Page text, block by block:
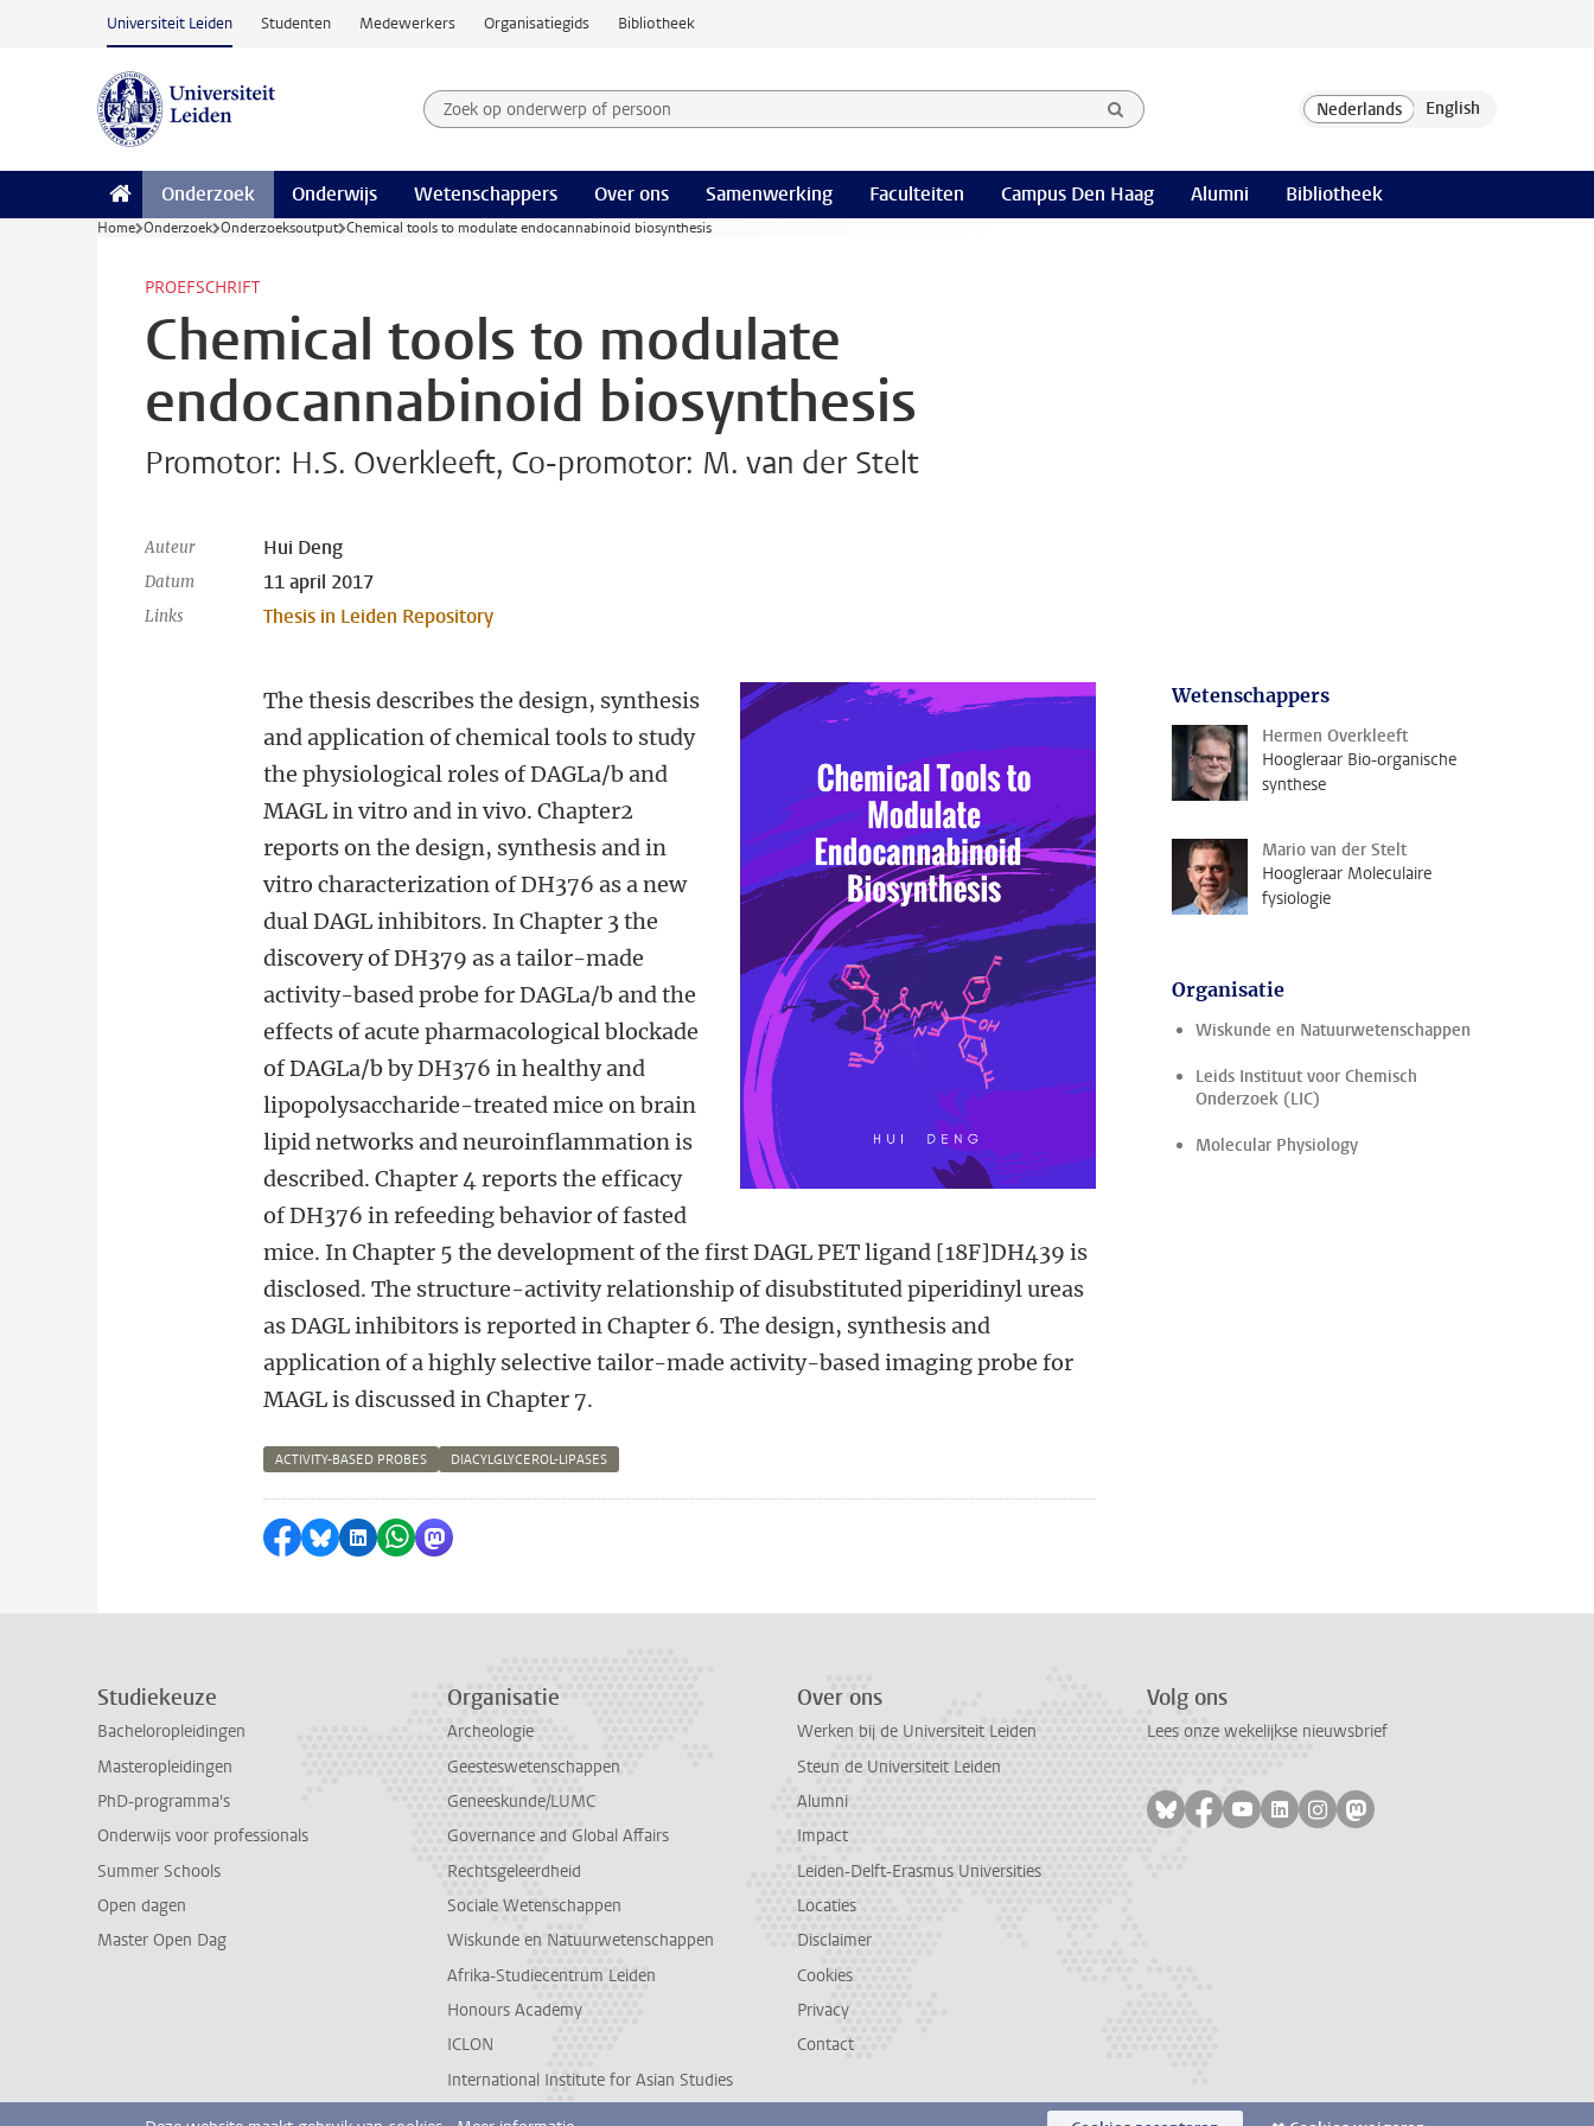
Ga naar hoofdinhoud
Universiteit Leiden Studenten Medewerkers Organisatiegids Bibliotheek
Zoek op onderwerp of persoon en selecteer categorie
Zoekterm
Onderzoek Onderwijs Wetenschappers Over ons Samenwerking Faculteiten Campus Den Haag Alumni Bibliotheek
Home Onderzoek Onderzoeksoutput Chemical tools to modulate endocannabinoid biosynthesis
PROEFSCHRIFT
Chemical tools to modulate
endocannabinoid biosynthesis
Promotor: H.S. Overkleeft, Co-promotor: M. van der Stelt
Auteur Hui Deng
Datum 11 april 2017
Links Thesis in Leiden Repository
The thesis describes the design, synthesis
and application of chemical tools to study
the physiological roles of DAGLa/b and
MAGL in vitro and in vivo. Chapter2
reports on the design, synthesis and in
vitro characterization of DH376 as a new
dual DAGL inhibitors. In Chapter 3 the
discovery of DH379 as a tailor-made
activity-based probe for DAGLa/b and the
effects of acute pharmacological blockade
of DAGLa/b by DH376 in healthy and
lipopolysaccharide-treated mice on brain
lipid networks and neuroinflammation is
described. Chapter 4 reports the efficacy
of DH376 in refeeding behavior of fasted
mice. In Chapter 5 the development of the first DAGL PET ligand [18F]DH439 is
disclosed. The structure-activity relationship of disubstituted piperidinyl ureas
as DAGL inhibitors is reported in Chapter 6. The design, synthesis and
application of a highly selective tailor-made activity-based imaging probe for
MAGL is discussed in Chapter 7.
ACTIVITY-BASED PROBES DIACYLGLYCEROL-LIPASES
Delen op Facebook
Delen via Bluesky
Delen op LinkedIn
Delen via WhatsApp
Delen via Mastodon
Wetenschappers
Hermen Overkleeft
Hoogleraar Bio-organische
synthese
Mario van der Stelt
Hoogleraar Moleculaire
fysiologie
Organisatie
Wiskunde en Natuurwetenschappen
Leids Instituut voor Chemisch
Onderzoek (LIC)
Molecular Physiology
Studiekeuze
Bacheloropleidingen
Masteropleidingen
PhD-programma's
Onderwijs voor professionals
Summer Schools
Open dagen
Master Open Dag
Organisatie
Archeologie
Geesteswetenschappen
Geneeskunde/LUMC
Governance and Global Affairs
Rechtsgeleerdheid
Sociale Wetenschappen
Wiskunde en Natuurwetenschappen
Afrika-Studiecentrum Leiden
Honours Academy
ICLON
International Institute for Asian Studies
Over ons
Werken bij de Universiteit Leiden
Steun de Universiteit Leiden
Alumni
Impact
Leiden-Delft-Erasmus Universities
Locaties
Disclaimer
Cookies
Privacy
Contact
Volg ons
Lees onze wekelijkse nieuwsbrief
Volg ons op bluesky
Volg ons op facebook
Volg ons op youtube
Volg ons op linkedin
Volg ons op instagram
Volg ons op mastodon